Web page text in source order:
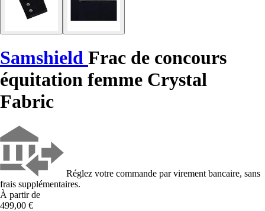
Samshield Frac de concours
équitation femme Crystal
Fabric
Réglez votre commande par virement bancaire, sans
frais supplémentaires.
À partir de
499,00 €